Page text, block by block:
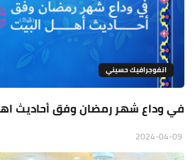
انفوجرافيك حسيني
في وداع شهر رمضان وفق أحاديث